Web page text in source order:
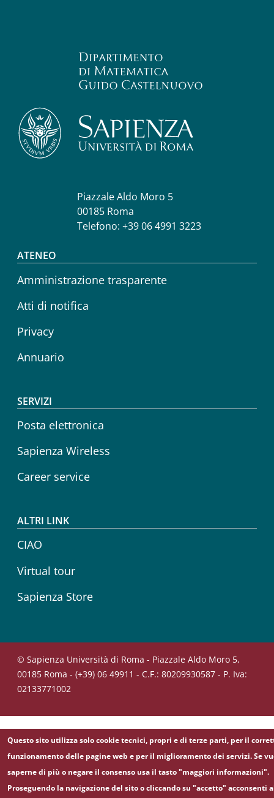
Piazzale Aldo Moro 5
00185 Roma
Telefono: +39 06 4991 3223
Footer menu
ATENEO
Amministrazione trasparente
Atti di notifica
Privacy
Annuario
SERVIZI
Posta elettronica
Sapienza Wireless
Career service
ALTRI LINK
CIAO
Virtual tour
Sapienza Store
© Sapienza Università di Roma - Piazzale Aldo Moro 5,
00185 Roma - (+39) 06 49911 - C.F.: 80209930587 - P. Iva:
02133771002
Questo sito utilizza solo cookie tecnici, propri e di terze parti, per il
funzionamento delle pagine web e per il miglioramento dei servizi. Se
saperne di più o negare il consenso usa il tasto "maggiori informazioni".
Proseguendo la navigazione del sito o cliccando su "accetto" acconsenti